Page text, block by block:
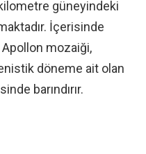
güneyindeki
İçerisinde
Apollon mozaiği,
döneme ait olan
barındırır.